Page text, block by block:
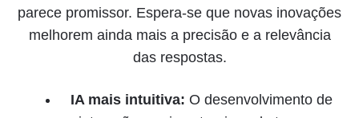
parece promissor. Espera-se que novas inovações
melhorem ainda mais a precisão e a relevância
das respostas.
IA mais intuitiva: O desenvolvimento de